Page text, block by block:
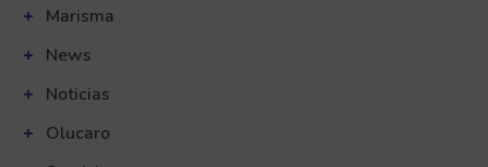
Marisma
News
Noticias
Olucaro